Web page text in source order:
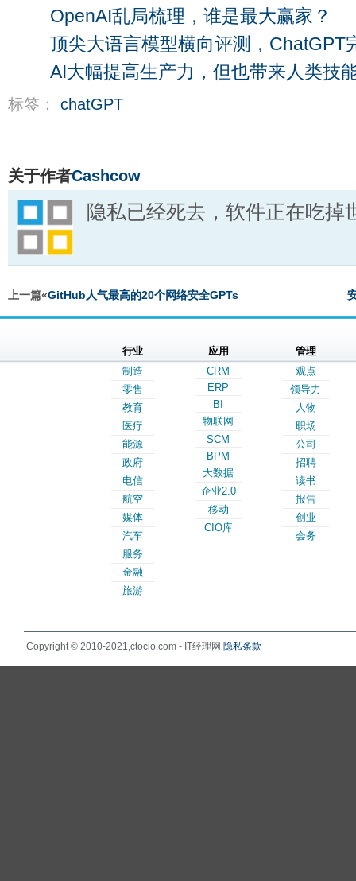
OpenAI乱局梳理，谁是最大赢家？
顶尖大语言模型横向评测，ChatGPT
AI大幅提高生产力，但也带来人类技
标签： chatGPT
关于作者Cashcow
隐私已经死去，软件正在吃掉
上一篇«GitHub人气最高的20个网络安全GPTs
行业
制造
零售
教育
医疗
能源
政府
电信
航空
媒体
汽车
服务
金融
旅游
应用
CRM
ERP
BI
物联网
SCM
BPM
大数据
企业2.0
移动
CIO库
管理
观点
领导力
人物
职场
公司
招聘
读书
报告
创业
会务
Copyright © 2010-2021,ctocio.com - IT经理网 隐私条款